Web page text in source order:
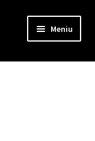
Meniu